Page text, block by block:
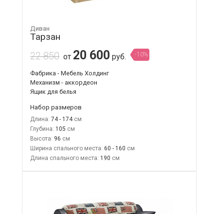
Диван
Тарзан
22 850 от 20 600 руб. -10%
Фабрика - Мебель Холдинг
Механизм - аккордеон
Ящик для белья
Набор размеров
Длина: 74 - 174
Глубина: 105
Высота: 96
Ширина спального места: 60 - 160
Длина спального места: 190